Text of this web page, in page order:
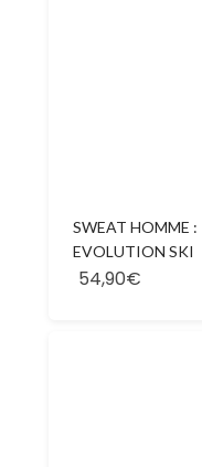
SWEAT HOMME :
EVOLUTION SKI
54,90€